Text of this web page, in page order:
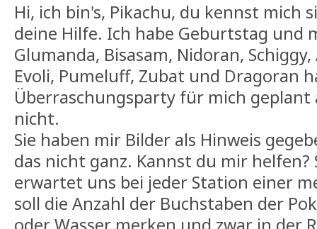
Hi, ich bin's, Pikachu, du kennst mich
deine Hilfe. Ich habe Geburtstag und
Glumanda, Bisasam, Nidoran,
Evoli, Pumeluff, Zubat und Dragoran
Überraschungsparty für mich geplant
nicht.
Sie haben mir Bilder als Hinweis
das nicht ganz. Kannst du mir helfen?
erwartet uns bei jeder Station einer
soll die Anzahl der Buchstaben der